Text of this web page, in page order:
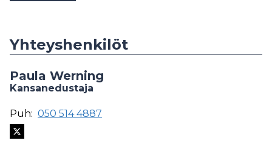
Yhteyshenkilöt
Paula Werning
Kansanedustaja
Puh: 050 514 4887